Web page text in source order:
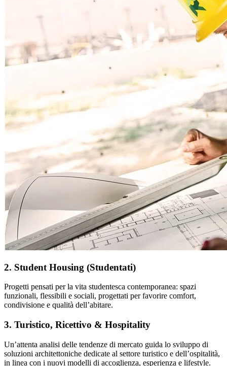
2. Student Housing (Studentati)
Progetti pensati per la vita studentesca contemporanea: spazi
funzionali, flessibili e sociali, progettati per favorire comfort,
condivisione e qualità dell’abitare.
3. Turistico, Ricettivo & Hospitality
Un’attenta analisi delle tendenze di mercato guida lo sviluppo di
soluzioni architettoniche dedicate al settore turistico e dell’ospitalità,
in linea con i nuovi modelli di accoglienza, esperienza e lifestyle.